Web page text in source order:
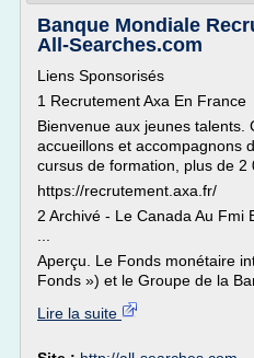
Banque Mondiale
All-Searches.com
Liens Sponsorisés
1 Recrutement Axa En France
Bienvenue aux jeunes talents.
accueillons et accompagnons
cursus de formation, plus de 2
https://recrutement.axa.fr/
2 Archivé - Le Canada Au Fmi
Aperçu. Le Fonds monétaire
Fonds ») et le Groupe de la
Lire la suite